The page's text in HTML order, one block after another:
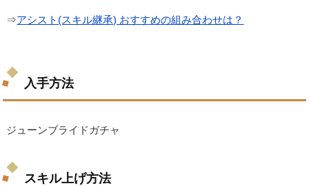
⇒アシスト(スキル継承) おすすめの組み合わせは？
入手方法
ジューンブライドガチャ
スキル上げ方法